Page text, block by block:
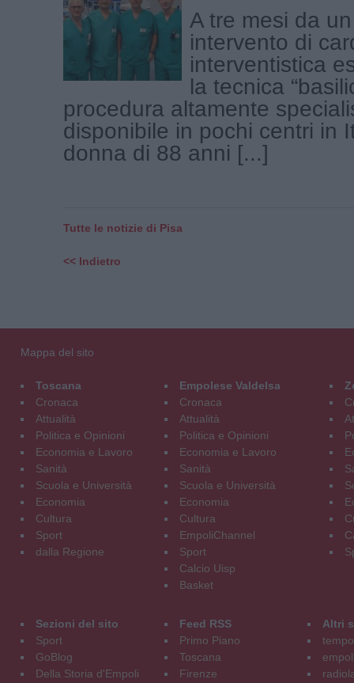
A tre mesi da
intervento di
interventistica
la tecnica
procedura altamente
disponibile in pochi centri in
donna di 88 anni [...]
Tutte le notizie di Pisa
<< Indietro
Mappa del sito
Toscana
Cronaca
Attualità
Politica e Opinioni
Economia e Lavoro
Sanità
Scuola e Università
Economia
Cultura
Sport
dalla Regione
Empolese Valdelsa
Cronaca
Attualità
Politica e Opinioni
Economia e Lavoro
Sanità
Scuola e Università
Economia
Cultura
EmpoliChannel
Sport
Calcio Uisp
Basket
Sezioni del sito
Sport
GoBlog
Della Storia d'Empoli
Feed RSS
Primo Piano
Toscana
Firenze
Altri